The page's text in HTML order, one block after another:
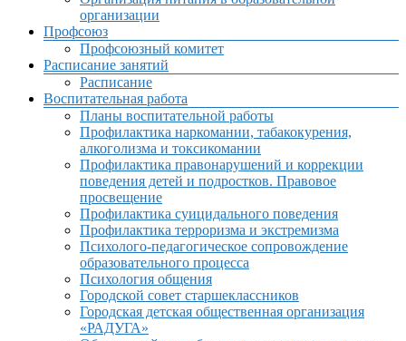
организации
Профсоюз
Профсоюзный комитет
Расписание занятий
Расписание
Воспитательная работа
Планы воспитательной работы
Профилактика наркомании, табакокурения,
алкоголизма и токсикомании
Профилактика правонарушений и коррекции
поведения детей и подростков. Правовое
просвещение
Профилактика суицидального поведения
Профилактика терроризма и экстремизма
Психолого-педагогическое сопровождение
образовательного процесса
Психология общения
Городской совет старшеклассников
Городская детская общественная организация
«РАДУГА»